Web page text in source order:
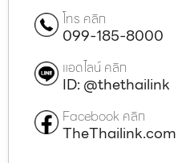
โทร คลิก
099-185-8000
แอดไลน์ คลิก
ID: @thethailink
Facebook คลิก
TheThailink.com